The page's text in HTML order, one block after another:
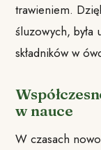
trawieniem.
śluzowych, była
składników w
w nauce
W czasach